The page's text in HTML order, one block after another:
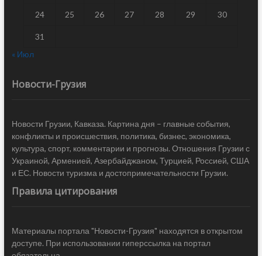
24 25 26 27 28 29 30
31
« Июл
Новости-Грузия
Новости Грузии, Кавказа. Картина дня – главные события,
конфликты и происшествия, политика, бизнес, экономика,
культура, спорт, комментарии и прогнозы. Отношения Грузии с
Украиной, Арменией, Азербайджаном, Турцией, Россией, США
и ЕС. Новости туризма и достопримечательности Грузии.
Правила цитирования
Материалы портала "Новости-Грузия" находятся в открытом
доступе. При использовании гиперссылка на портал